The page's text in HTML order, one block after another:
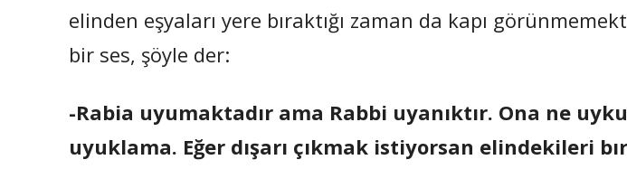
elinden eşyaları yere bıraktığı zaman da kapı
bir ses, şöyle der:
-Rabia uyumaktadır ama Rabbi uyanıktır. Ona ne
uyuklama. Eğer dışarı çıkmak istiyorsan elindekileri